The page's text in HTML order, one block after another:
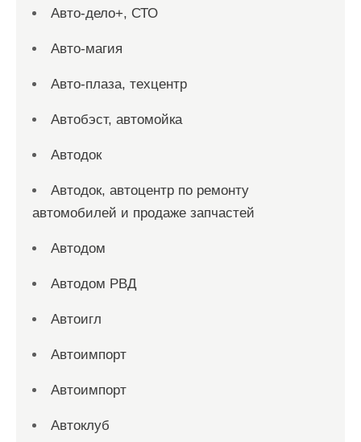
Авто-дело+, СТО
Авто-магия
Авто-плаза, техцентр
Автобэст, автомойка
Автодок
Автодок, автоцентр по ремонту
автомобилей и продаже запчастей
Автодом
Автодом РВД
Автоигл
Автоимпорт
Автоимпорт
Автоклуб